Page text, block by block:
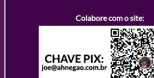
Colabore com o site: